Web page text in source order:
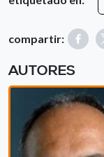
compartir:
AUTORES